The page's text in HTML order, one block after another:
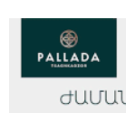
помощью